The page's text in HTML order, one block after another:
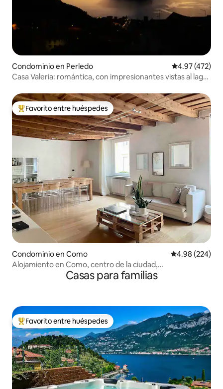
Condominio en Perledo Calificación
4.97 (472)
Casa Valeria: romántica, con impresionantes vistas al lago
De los mejores en Favorito entre huéspedes
Favorito entre huéspedes
Condominio en Como Calificación
4.98 (224)
Alojamiento en Como, centro de la ciudad,
estacionamientoCasas para familias
De los mejores en Favorito entre huéspedes
Favorito entre huéspedes